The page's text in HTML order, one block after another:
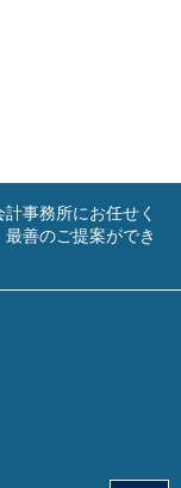
事務所にお任せく
善のご提案ができ